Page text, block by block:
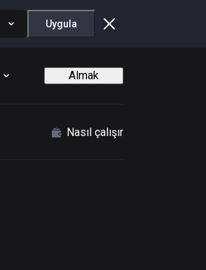
Uygula
Almak
Nasıl çalışır